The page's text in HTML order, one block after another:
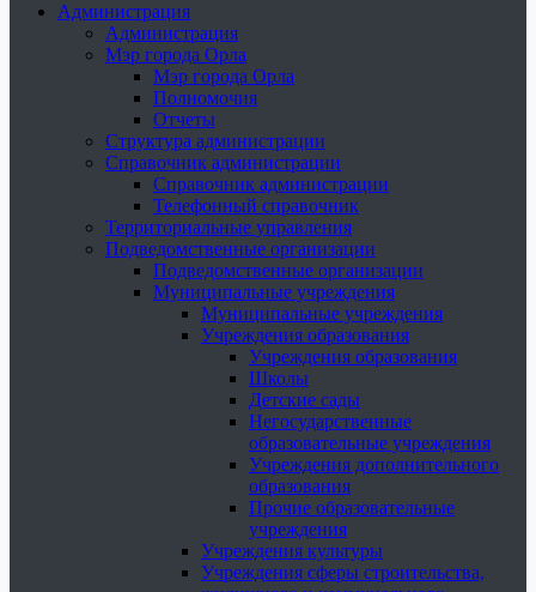
Администрация
Администрация
Мэр города Орла
Мэр города Орла
Полномочия
Отчеты
Структура администрации
Справочник администрации
Справочник администрации
Телефонный справочник
Территориальные управления
Подведомственные организации
Подведомственные организации
Муниципальные учреждения
Муниципальные учреждения
Учреждения образования
Учреждения образования
Школы
Детские сады
Негосударственные
образовательные учреждения
Учреждения дополнительного
образования
Прочие образовательные
учреждения
Учреждения культуры
Учреждения сферы строительства,